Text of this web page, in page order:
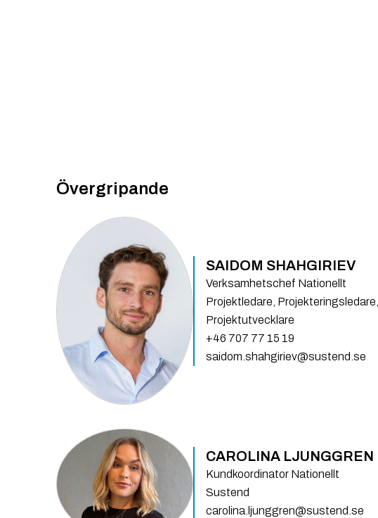
Övergripande
SAIDOM SHAHGIRIEV
Verksamhetschef Nationellt
Projektledare, Projekteringsledare,
Projektutvecklare
+46 707 77 15 19
saidom.shahgiriev@sustend.se
CAROLINA LJUNGGREN
Kundkoordinator Nationellt
Sustend
carolina.ljunggren@sustend.se